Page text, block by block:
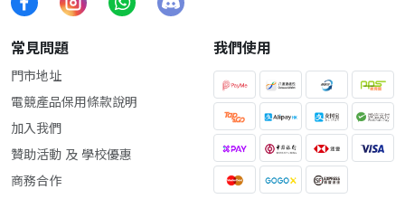
常見問題
門市地址
電競產品保用條款說明
加入我們
贊助活動 及 學校優惠
商務合作
我們使用